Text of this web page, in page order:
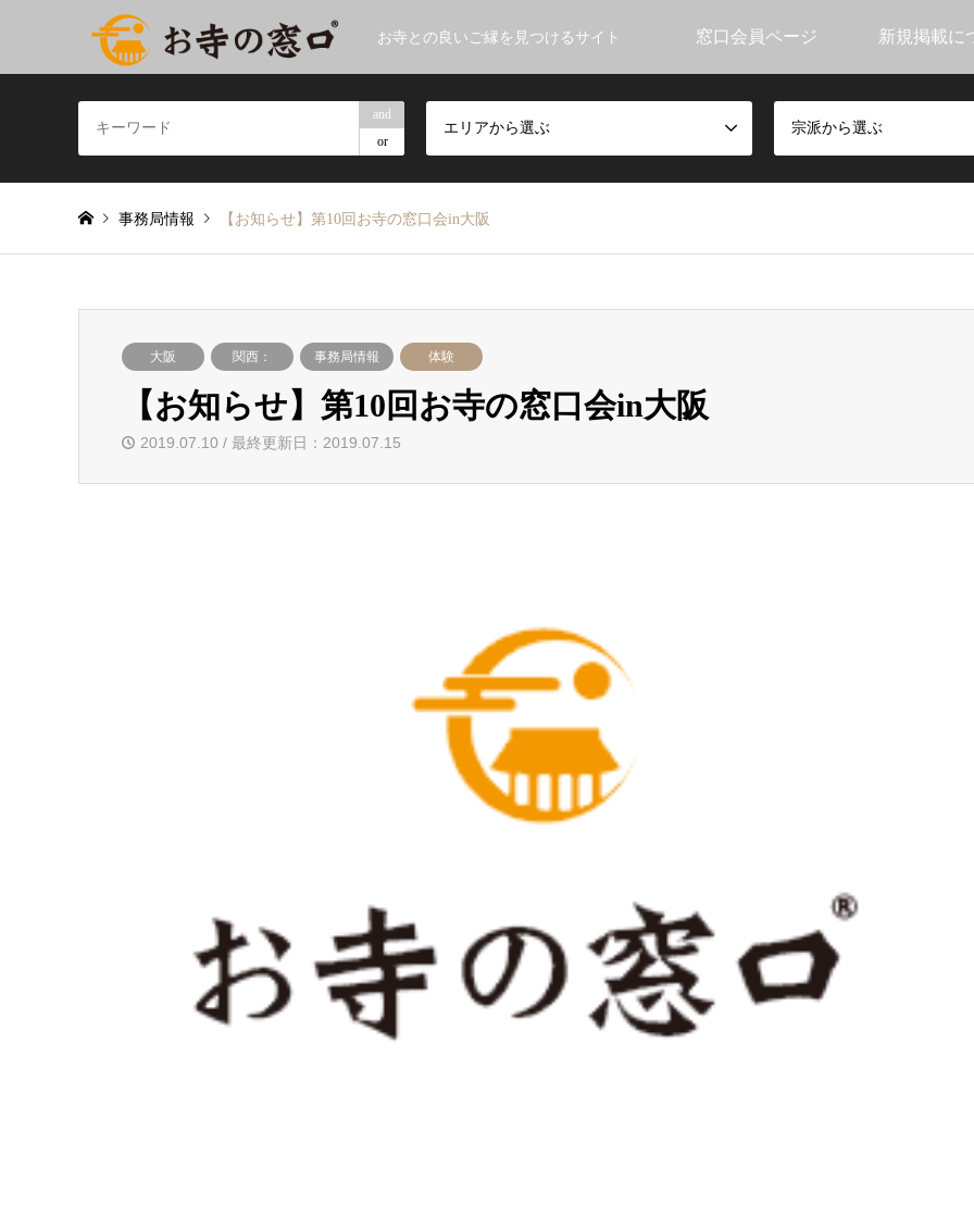
お寺との良いご縁を見つけるサイト 窓口会員ページ 新規掲載に
and
or
エリアから選ぶ 宗派から選ぶ
事務局情報 【お知らせ】第10回お寺の窓口会in大阪
大阪 関西： 事務局情報 体験
【お知らせ】第10回お寺の窓口会in大阪
2019.07.10 / 最終更新日：2019.07.15